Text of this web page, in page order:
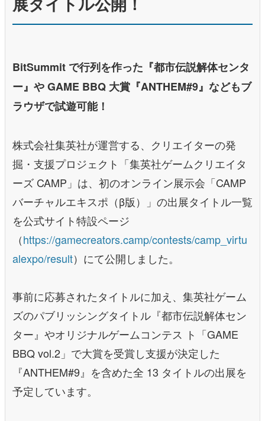
BitSummit で行列を作った『都市伝説解体センタ
ー』や GAME BBQ 大賞『ANTHEM#9』などもブ
ラウザで試遊可能！
株式会社集英社が運営する、クリエイターの発
掘・支援プロジェクト「集英社ゲームクリエイタ
ーズ CAMP」は、初のオンライン展示会「CAMP
バーチャルエキスポ（β版）」の出展タイトル一覧
を公式サイト特設ページ
（https://gamecreators.camp/contests/camp_virtu
alexpo/result）にて公開しました。
事前に応募されたタイトルに加え、集英社ゲーム
ズのパブリッシングタイトル『都市伝説解体セン
ター』やオリジナルゲームコンテス ト「GAME
BBQ vol.2」で大賞を受賞し支援が決定した
『ANTHEM#9』を含めた全 13 タイトルの出展を
予定しています。